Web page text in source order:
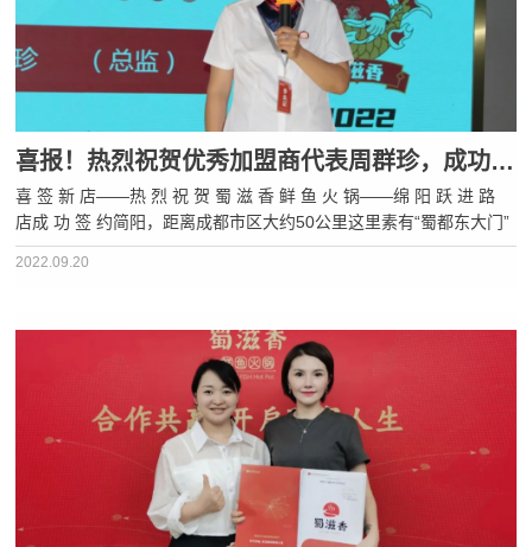
喜报！热烈祝贺优秀加盟商代表周群珍，成功签约第7家加盟店！
喜 签 新 店——热 烈 祝 贺 蜀 滋 香 鲜 鱼 火 锅——绵 阳 跃 进 路
店成 功 签 约简阳，距离成都市区大约50公里这里素有“蜀都东大门”
的美誉有着2000多年的悠久历史因此人文历史景点众多有张飞营、
2022.09.20